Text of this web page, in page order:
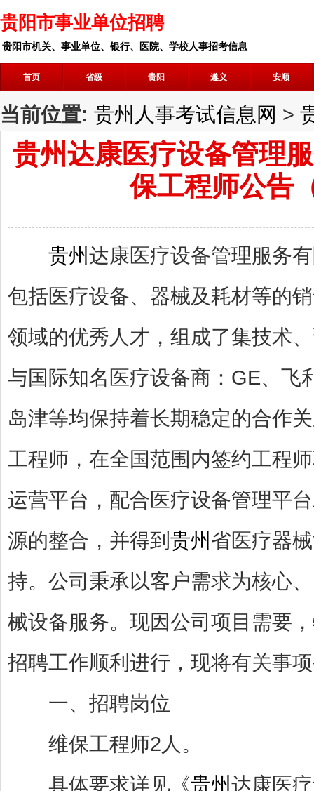
贵阳市事业单位招聘
贵阳市机关、事业单位、银行、医院、学校人事招考信息
首页 省级 贵阳 遵义 安顺
当前位置: 贵州人事考试信息网 >
贵州达康医疗设备管理
保工程师公告
贵州达康医疗设备管理服务
包括医疗设备、器械及耗材等的
领域的优秀人才，组成了集技术
与国际知名医疗设备商：GE、飞
岛津等均保持着长期稳定的合作
工程师，在全国范围内签约工程
运营平台，配合医疗设备管理平
源的整合，并得到贵州 省医疗器
持。公司秉承以客户需求为核心
械设备服务。现因公司项目需要
招聘工作顺利进行，现将有关事
一、招聘岗位
维保工程师2人。
具体要求详见《贵州达康医